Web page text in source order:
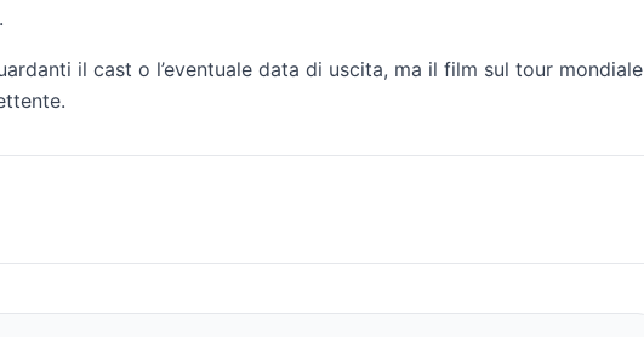
.
il cast o l’eventuale data di uscita, ma il film sul tour mondiale